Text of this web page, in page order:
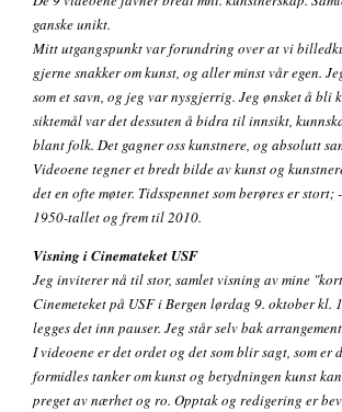
ganske unikt.
Mitt utgangspunkt var forundring over at vi
gjerne snakker om kunst, og aller minst vår egen.
som et savn, og jeg var nysgjerrig. Jeg ønsket å bli
siktemål var det dessuten å bidra til innsikt,
blant folk. Det gagner oss kunstnere, og absolutt
Videoene tegner et bredt bilde av kunst og
det en ofte møter. Tidsspennet som berøres er
1950-tallet og frem til 2010.
Visning i Cinemateket USF
Jeg inviterer nå til stor, samlet visning av mine
Cinemeteket på USF i Bergen lørdag 9. oktober kl.
legges det inn pauser. Jeg står selv bak
I videoene er det ordet og det som blir sagt, som er
formidles tanker om kunst og betydningen kunst
preget av nærhet og ro. Opptak og redigering er